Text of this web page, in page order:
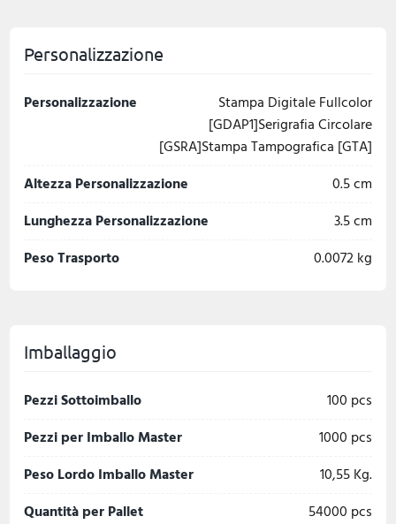
Personalizzazione
Personalizzazione
Stampa Digitale Fullcolor
[GDAP1]Serigrafia Circolare
[GSRA]Stampa Tampografica [GTA]
Altezza Personalizzazione
0.5 cm
Lunghezza Personalizzazione
3.5 cm
Peso Trasporto
0.0072 kg
Imballaggio
Pezzi Sottoimballo
100 pcs
Pezzi per Imballo Master
1000 pcs
Peso Lordo Imballo Master
10,55 Kg.
Quantità per Pallet
54000 pcs